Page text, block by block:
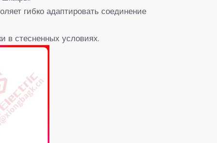
гибко адаптировать соединение
в стесненных условиях.